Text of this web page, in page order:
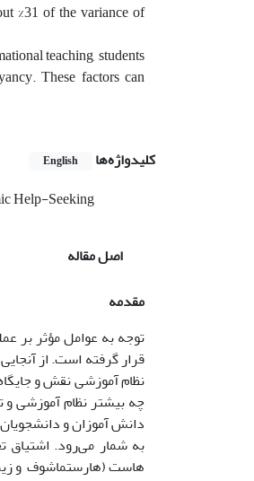
%31 of the variance of
teaching, students
These factors can
کلیدواژه‌ها English
Help-Seeking
اصل مقاله
مقدمه
توجه به عوامل مؤثر بر
قرار گرفته است. از
نظام آموزشی نقش و
دانش آموزان و
به شمار می‌رود.
هاست (هارستماشوف و